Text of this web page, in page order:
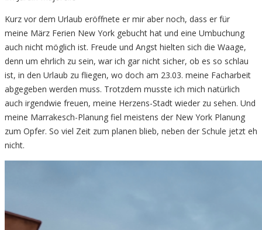
Kurz vor dem Urlaub eröffnete er mir aber noch, dass er für
meine März Ferien New York gebucht hat und eine Umbuchung
auch nicht möglich ist. Freude und Angst hielten sich die Waage,
denn um ehrlich zu sein, war ich gar nicht sicher, ob es so schlau
ist, in den Urlaub zu fliegen, wo doch am 23.03. meine Facharbeit
abgegeben werden muss. Trotzdem musste ich mich natürlich
auch irgendwie freuen, meine Herzens-Stadt wieder zu sehen. Und
meine Marrakesch-Planung fiel meistens der New York Planung
zum Opfer. So viel Zeit zum planen blieb, neben der Schule jetzt eh
nicht.